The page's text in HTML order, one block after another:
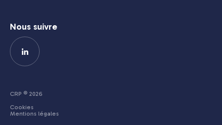
Nous suivre
CRP © 2026
Cookies
Mentions légales